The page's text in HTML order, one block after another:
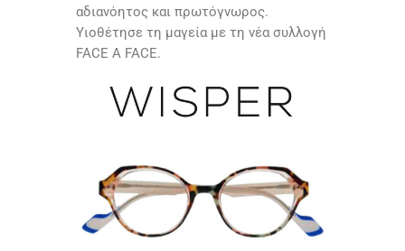
αδιανόητος και πρωτόγνωρος.
Υιοθέτησε τη μαγεία με τη νέα συλλογή
FACE A FACE.